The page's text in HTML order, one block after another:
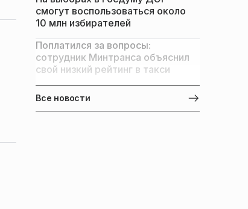
смогут воспользоваться около
10 млн избирателей
Поплатился за вопросы:
сотрудник Минтранса объяснил
свой низкий рейтинг в такси
Все новости